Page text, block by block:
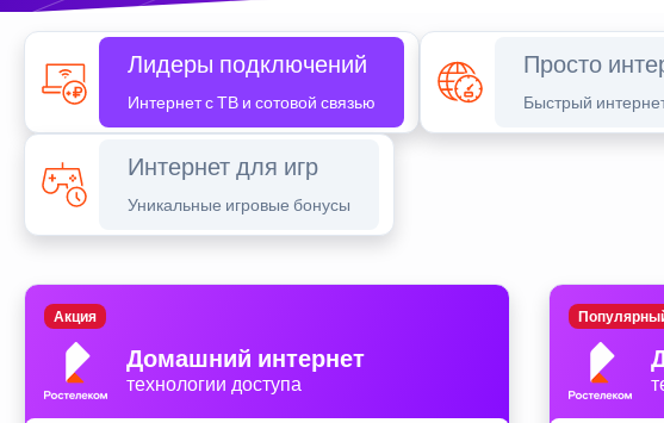
Лидеры подключений
Интернет с ТВ и сотовой связью
Просто
Быстрый
Интернет для игр
Уникальные игровые бонусы
Домашний интернет
технологии доступа
Акция